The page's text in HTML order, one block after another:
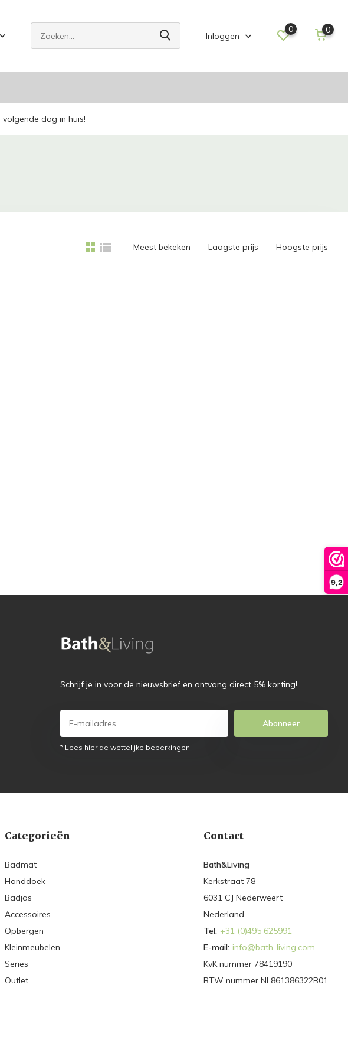
9,2
Inloggen
0 0
dag in huis!
Meest bekeken Laagste prijs Hoogste prijs
Schrijf je in voor de nieuwsbrief en ontvang direct 5% korting!
Abonneer
* Lees hier de wettelijke beperkingen
Categorieën
Badmat
Handdoek
Badjas
Accessoires
Opbergen
Kleinmeubelen
Series
Outlet
Contact
Bath&Living
Kerkstraat 78
6031 CJ Nederweert
Nederland
Tel: +31 (0)495 625991
E-mail: info@bath-living.com
KvK nummer 78419190
BTW nummer NL861386322B01